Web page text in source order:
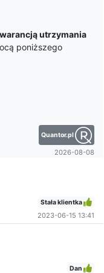
utrzymania
poniższego
Quantor.pl
2026-08-08
Stała klientka
2023-06-15 13:41
Dan